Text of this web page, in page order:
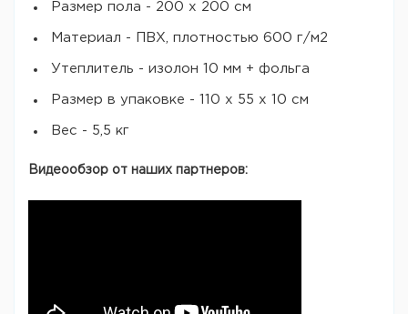
Размер пола - 200 х 200 см
Материал - ПВХ, плотностью 600 г/м2
Утеплитель - изолон 10 мм + фольга
Размер в упаковке - 110 х 55 х 10 см
Вес - 5,5 кг
Видеообзор от наших партнеров: